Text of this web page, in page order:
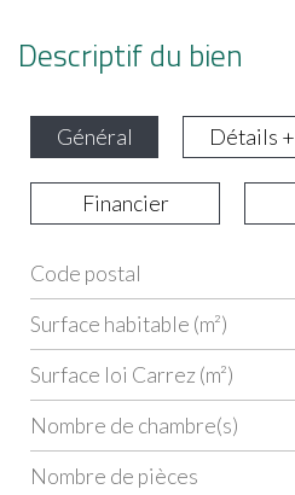
Descriptif du bien
Général Détails +
Financier
Label Value
Code postal
Surface habitable (m²)
Surface loi Carrez (m²)
Nombre de chambre(s)
Nombre de pièces